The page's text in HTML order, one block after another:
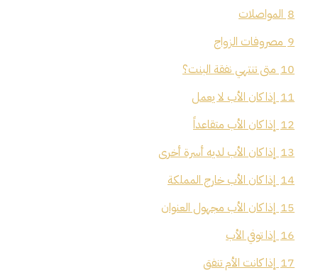
8 المواصلات
9 مصروفات الزواج
10 متى تنتهي نفقة البنت؟
11 إذا كان الأب لا يعمل
12 إذا كان الأب متقاعداً
13 إذا كان الأب لديه أسرة أخرى
14 إذا كان الأب خارج المملكة
15 إذا كان الأب مجهول العنوان
16 إذا توفي الأب
17 إذا كانت الأم تنفق